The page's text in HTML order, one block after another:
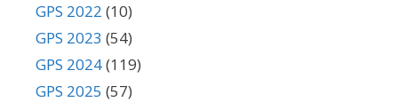
GPS 2022 (10)
GPS 2023 (54)
GPS 2024(119)
GPS 2025 (57)